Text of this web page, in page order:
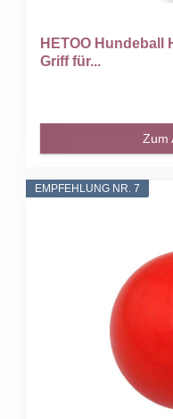
HETOO Hundeball
Griff für...
Zum
EMPFEHLUNG NR. 7